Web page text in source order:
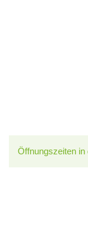
Öffnungszeiten in